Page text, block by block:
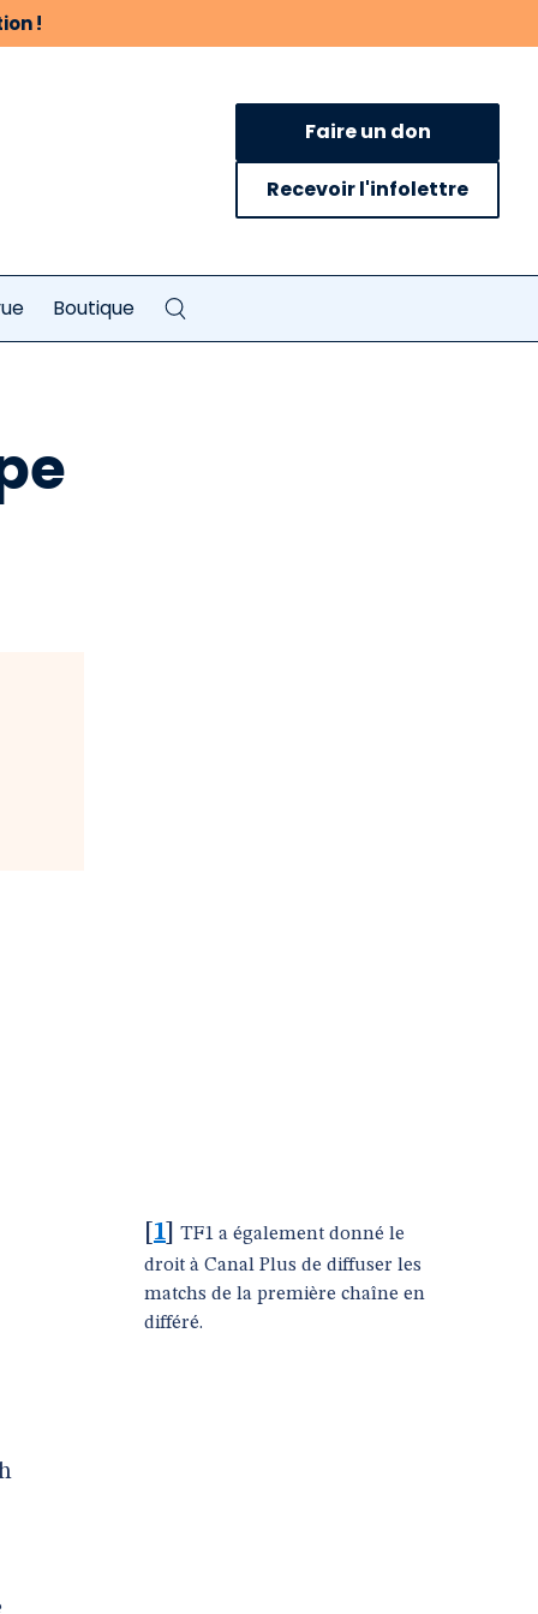
!
Faire un don
Recevoir l'infolettre
Boutique
1
TF1 a également donné le
droit à Canal Plus de diffuser les
matchs de la première chaîne en
différé.